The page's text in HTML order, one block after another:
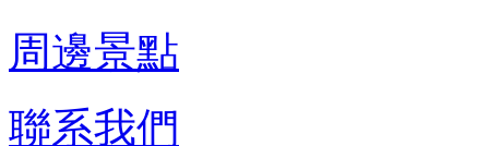
周邊景點
聯系我們